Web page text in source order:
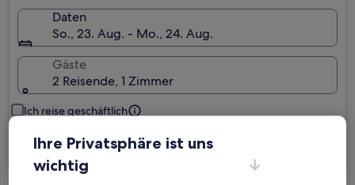
Daten
So., 23. Aug. - Mo., 24. Aug.
Gäste
2 Reisende, 1 Zimmer
Ich reise geschäftlich
Suchen
Ihre Privatsphäre ist uns
wichtig